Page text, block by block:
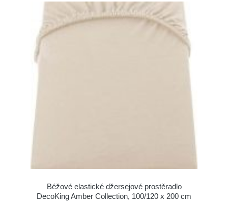
Béžové elastické džersejové prostěradlo
DecoKing Amber Collection, 100/120 x 200 cm